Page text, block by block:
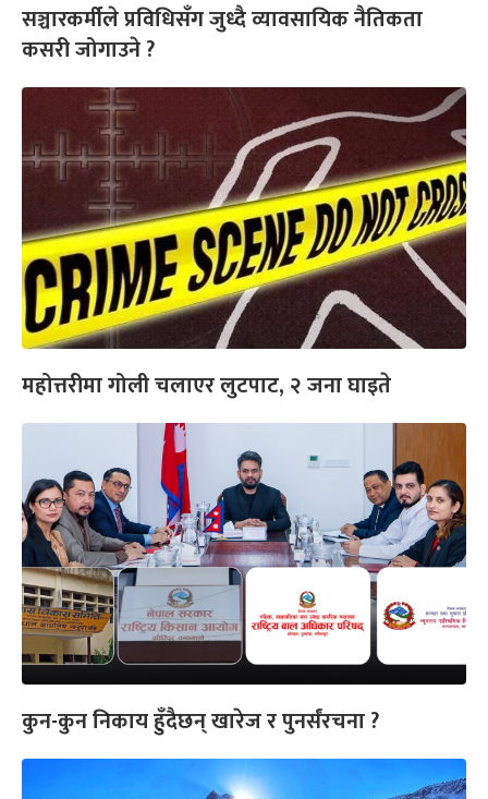
सञ्चारकर्मीले प्रविधिसँग जुध्दै व्यावसायिक नैतिकता
कसरी जोगाउने ?
महोत्तरीमा गोली चलाएर लुटपाट, २ जना घाइते
कुन-कुन निकाय हुँदैछन् खारेज र पुनर्संरचना ?